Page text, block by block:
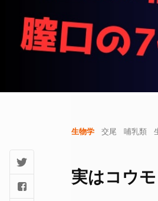
生物学 交尾 哺乳類
実はコウ